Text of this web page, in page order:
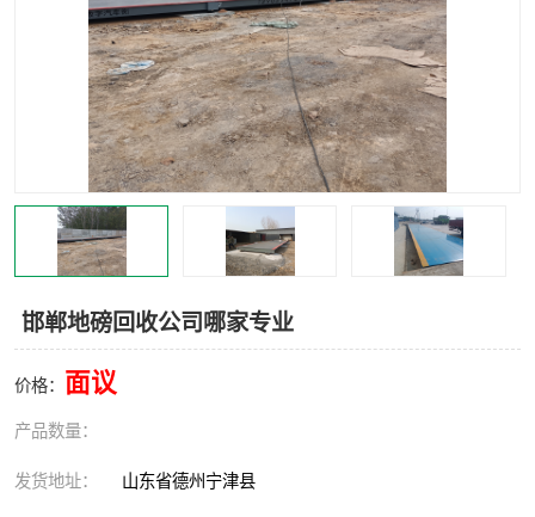
邯郸地磅回收公司哪家专业
价格： 面议
产品数量：
发货地址： 山东省德州宁津县
半自动输送机 全自动输送机
冷却塔 食品螺旋塔
撕碎机 木材撕碎机
塑料撕碎机 金属撕碎机